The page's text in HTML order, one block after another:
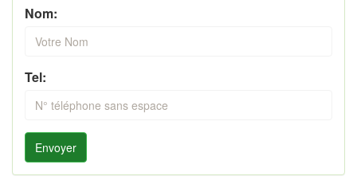
Nom:
Tel:
Envoyer